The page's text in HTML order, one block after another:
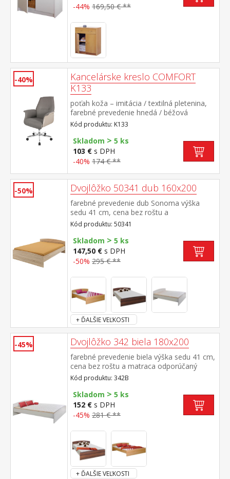
-44% 169,50 € **
-40%
Kancelárske kreslo COMFORT
K133
poťah koža – imitácia / textilná pletenina,
farebné prevedenie hnedá / béžová
výškovo nastaviteľné, výška sedu 44-53 cm,
šírka sedu 45 cm hojdací mechanizmus,
kovový pochrómovaný kríž
Kód produktu: K133
Skladom > 5 ks
103 € s DPH
-40% 174 € **
-50% Dvojlôžko 50341 dub 160x200
farebné prevedenie dub Sonoma výška
sedu 41 cm, cena bez roštu a
matraca odporúčaný rozmer matraca 160 ×
200 cm alebo 2 kusy 80 × 200 cm a rošt
R2 nočný stolík 50140 nie je v cene, k
dvojlôžku možné dokúpiť úložný priestor
147A
Kód produktu: 50341
Skladom > 5 ks
147,50 € s DPH
-50% 295 € **
+ ĎALŠIE VEĽKOSTI
-45% Dvojlôžko 342 biela 180x200
farebné prevedenie biela výška sedu 41 cm,
cena bez roštu a matraca odporúčaný
rozmer matraca 180 × 200 cm alebo 2 kusy
90 × 200 cm a rošt R4 k dvojlôžku možné
dokúpiť úložný priestor 147A
Kód produktu: 342B
Skladom > 5 ks
152 € s DPH
-45% 281 € **
+ ĎALŠIE VEĽKOSTI